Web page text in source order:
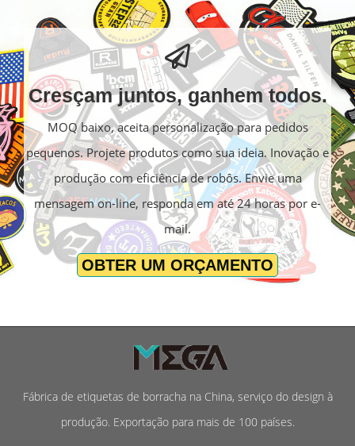
Cresçam juntos, ganhem todos.
MOQ baixo, aceita personalização para pedidos
pequenos. Projete produtos como sua ideia. Inovação e
produção com eficiência de robôs. Envie uma
mensagem on-line, responda em até 24 horas por e-
mail.
OBTER UM ORÇAMENTO
Fábrica de etiquetas de borracha na China, serviço do design à
produção. Exportação para mais de 100 países.